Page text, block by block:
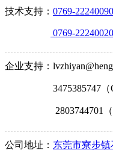
技术支持： 0769-22240090
0769-22240020
企业支持：
3475385747（
2803744701（
公司地址： 东莞市寮步